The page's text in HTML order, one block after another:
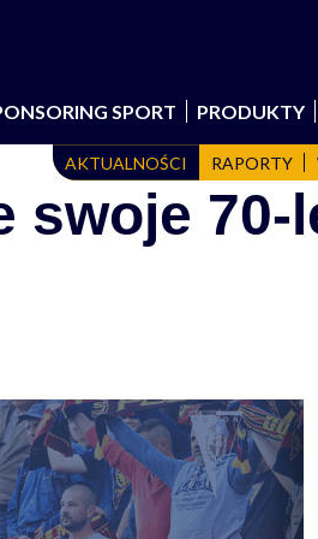
SPORT PRODUKTY
AKTUALNOŚCI RAPORTY
swoje 70-